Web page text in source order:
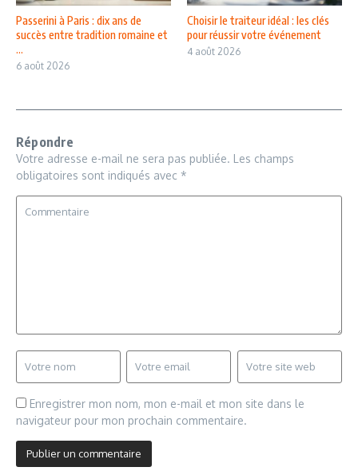
Passerini à Paris : dix ans de
succès entre tradition romaine et
...
6 août 2026
Choisir le traiteur idéal : les clés
pour réussir votre événement
4 août 2026
Répondre
Votre adresse e-mail ne sera pas publiée. Les champs
obligatoires sont indiqués avec *
Enregistrer mon nom, mon e-mail et mon site dans le
navigateur pour mon prochain commentaire.